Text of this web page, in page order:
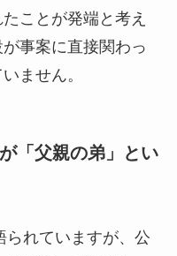
ことが発端と考え
事案に直接関わっ
ません。
「父親の弟」とい
られていますが、公